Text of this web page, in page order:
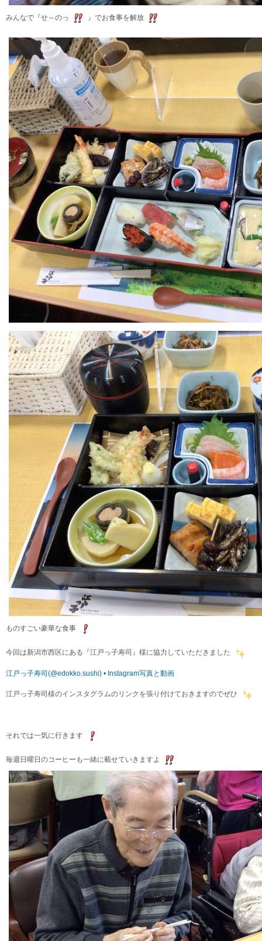
みんなで『せ～のっ 』でお食事を解放
ものすごい豪華な食事
今回は新潟市西区にある『江戸っ子寿司』様に協力していただきました
江戸っ子寿司(@edokko.sushi) • Instagram写真と動画
江戸っ子寿司様のインスタグラムのリンクを張り付けておきますのでぜひ
それでは一気に行きます
毎週日曜日のコーヒーも一緒に載せていきますよ